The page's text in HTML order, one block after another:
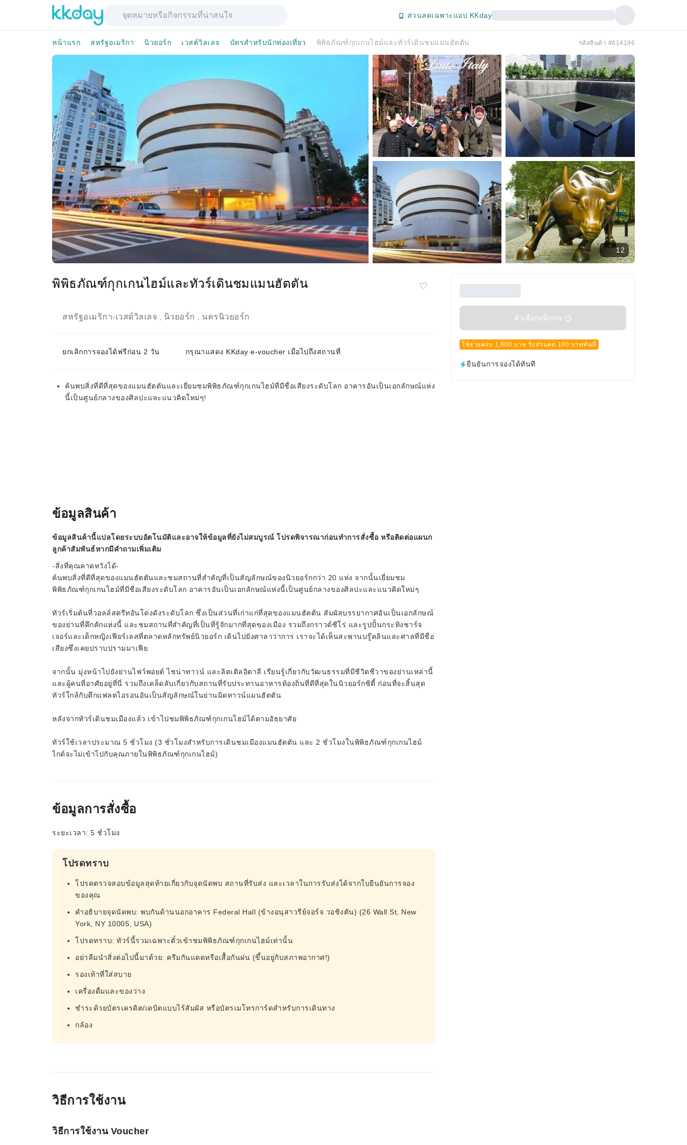
ส่วนลดเฉพาะแอป KKday
หน้าแรก สหรัฐอเมริกา นิวยอร์ก เวสต์วิลเลจ บัตรสำหรับนักท่องเที่ยว พิพิธภัณฑ์กุกเกนไฮม์และทัวร์เดินชมแมนฮัตตัน รหัสสินค้า #614196
12
พิพิธภัณฑ์กุกเกนไฮม์และทัวร์เดินชมแมนฮัตตัน
สหรัฐอเมริกา-เวสต์วิลเลจ นิวยอร์ก นครนิวยอร์ก
ยกเลิกการจองได้ฟรีก่อน 2 วัน กรุณาแสดง KKday e-voucher เมื่อไปถึงสถานที่
ค้นพบสิ่งที่ดีที่สุดของแมนฮัตตันและเยี่ยมชมพิพิธภัณฑ์กุกเกนไฮม์ที่มีชื่อเสียงระดับโลก อาคารอันเป็นเอกลักษณ์แห่ง
นี้เป็นศูนย์กลางของศิลปะและแนวคิดใหม่ๆ!
ตัวเลือกแพ็กเกจ
ใช้จ่ายครบ 1,000 บาท รับส่วนลด 100 บาททันที
ยืนยันการจองได้ทันที
ข้อมูลสินค้า
ข้อมูลสินค้านี้แปลโดยระบบอัตโนมัติและอาจให้ข้อมูลที่ยังไม่สมบูรณ์ โปรดพิจารณาก่อนทำการสั่งซื้อ หรือติดต่อแผนก
ลูกค้าสัมพันธ์หากมีคำถามเพิ่มเติม
-สิ่งที่คุณคาดหวังได้-
ค้นพบสิ่งที่ดีที่สุดของแมนฮัตตันและชมสถานที่สำคัญที่เป็นสัญลักษณ์ของนิวยอร์กกว่า 20 แห่ง จากนั้นเยี่ยมชม
พิพิธภัณฑ์กุกเกนไฮม์ที่มีชื่อเสียงระดับโลก อาคารอันเป็นเอกลักษณ์แห่งนี้เป็นศูนย์กลางของศิลปะและแนวคิดใหม่ๆ
ทัวร์เริ่มต้นที่วอลล์สตรีทอันโด่งดังระดับโลก ซึ่งเป็นส่วนที่เก่าแก่ที่สุดของแมนฮัตตัน สัมผัสบรรยากาศอันเป็นเอกลักษณ์
ของย่านที่คึกคักแห่งนี้ และชมสถานที่สำคัญที่เป็นที่รู้จักมากที่สุดของเมือง รวมถึงกราวด์ซีโร่ และรูปปั้นกระทิงชาร์จ
เจอร์และเด็กหญิงเฟียร์เลสที่ตลาดหลักทรัพย์นิวยอร์ก เดินไปยังศาลาว่าการ เราจะได้เห็นสะพานบรู๊คลินและศาลที่มีชื่อ
เสียงซึ่งเคยปราบปรามมาเฟีย
จากนั้น มุ่งหน้าไปยังย่านไฟว์พอยต์ ไชน่าทาวน์ และลิตเติลอิตาลี เรียนรู้เกี่ยวกับวัฒนธรรมที่มีชีวิตชีวาของย่านเหล่านี้
และผู้คนที่อาศัยอยู่ที่นี่ รวมถึงเคล็ดลับเกี่ยวกับสถานที่รับประทานอาหารท้องถิ่นที่ดีที่สุดในนิวยอร์กซิตี้ ก่อนที่จะสิ้นสุด
ทัวร์ใกล้กับตึกแฟลตไอรอนอันเป็นสัญลักษณ์ในย่านมิดทาวน์แมนฮัตตัน
หลังจากทัวร์เดินชมเมืองแล้ว เข้าไปชมพิพิธภัณฑ์กุกเกนไฮม์ได้ตามอัธยาศัย
ทัวร์ใช้เวลาประมาณ 5 ชั่วโมง (3 ชั่วโมงสำหรับการเดินชมเมืองแมนฮัตตัน และ 2 ชั่วโมงในพิพิธภัณฑ์กุกเกนไฮม์
ไกด์จะไม่เข้าไปกับคุณภายในพิพิธภัณฑ์กุกเกนไฮม์)
ข้อมูลการสั่งซื้อ
ระยะเวลา: 5 ชั่วโมง
โปรดทราบ
โปรดตรวจสอบข้อมูลสุดท้ายเกี่ยวกับจุดนัดพบ สถานที่รับส่ง และเวลาในการรับส่งได้จากใบยืนยันการจอง
ของคุณ
คำอธิบายจุดนัดพบ: พบกันด้านนอกอาคาร Federal Hall (ข้างอนุสาวรีย์จอร์จ วอชิงตัน) (26 Wall St, New
York, NY 10005, USA)
โปรดทราบ: ทัวร์นี้รวมเฉพาะตั๋วเข้าชมพิพิธภัณฑ์กุกเกนไฮม์เท่านั้น
อย่าลืมนำสิ่งต่อไปนี้มาด้วย: ครีมกันแดดหรือเสื้อกันฝน (ขึ้นอยู่กับสภาพอากาศ!)
รองเท้าที่ใส่สบาย
เครื่องดื่มและของว่าง
ชำระด้วยบัตรเครดิต/เดบิตแบบไร้สัมผัส หรือบัตรเมโทรการ์ดสำหรับการเดินทาง
กล้อง
วิธีการใช้งาน
วิธีการใช้งาน Voucher